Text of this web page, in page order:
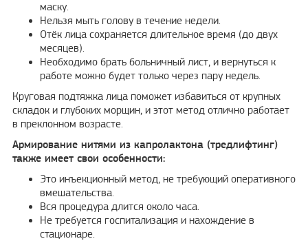
маску.
Нельзя мыть голову в течение недели.
Отёк лица сохраняется длительное время (до двух
месяцев).
Необходимо брать больничный лист, и вернуться к
работе можно будет только через пару недель.
Круговая подтяжка лица поможет избавиться от крупных
складок и глубоких морщин, и этот метод отлично работает
в преклонном возрасте.
Армирование нитями из капролактона (тредлифтинг)
также имеет свои особенности:
Это инъекционный метод, не требующий оперативного
вмешательства.
Вся процедура длится около часа.
Не требуется госпитализация и нахождение в
стационаре.